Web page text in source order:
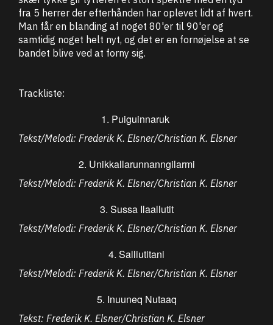
fra 5 herrer der efterhånden har oplevet lidt af hvert.
Man får en blanding af noget 80'er til 90'er og
samtidig noget helt nyt, og det er en fornøjelse at se
bandet blive ved at forny sig.
Trackliste:
1. Puiguinnaruk
Tekst/Melodi: Frederik K. Elsner/Christian K. Elsner
2. Unikkallarunnanngilarmi
Tekst/Melodi: Frederik K. Elsner/Christian K. Elsner
3. Sussa Ilaallutit
Tekst/Melodi: Frederik K. Elsner/Christian K. Elsner
4. Salliutitani
Tekst/Melodi: Frederik K. Elsner/Christian K. Elsner
5. Inuuneq Nutaaq
Tekst: Frederik K. Elsner/Christian K. Elsner